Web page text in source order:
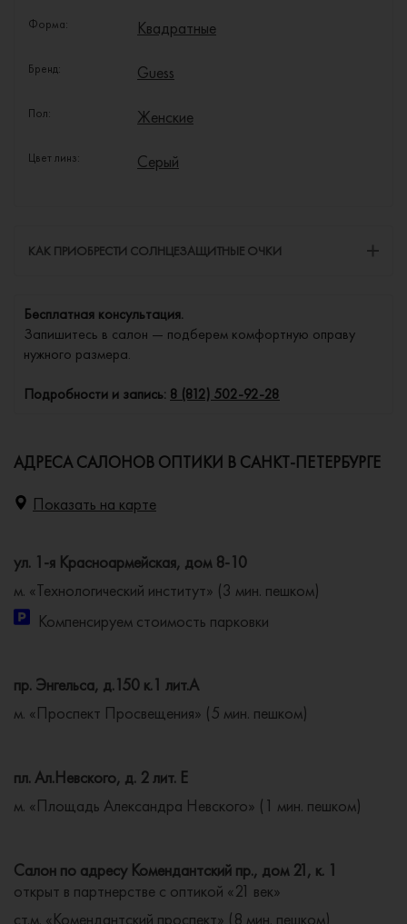
Форма: Квадратные
Бренд: Guess
Пол: Женские
Цвет линз: Серый
КАК ПРИОБРЕСТИ СОЛНЦЕЗАЩИТНЫЕ ОЧКИ
Бесплатная консультация.
Запишитесь в салон — подберем комфортную оправу
нужного размера.
Подробности и запись: 8 (812) 502-92-28
АДРЕСА САЛОНОВ ОПТИКИ В САНКТ-ПЕТЕРБУРГЕ
Показать на карте
ул. 1-я Красноармейская, дом 8-10
м. «Технологический институт» (3 мин. пешком)
Компенсируем стоимость парковки
пр. Энгельса, д.150 к.1 лит.А
м. «Проспект Просвещения» (5 мин. пешком)
пл. Ал.Невского, д. 2 лит. Е
м. «Площадь Александра Невского» (1 мин. пешком)
Салон по адресу Комендантский пр., дом 21, к. 1
открыт в партнерстве с оптикой «21 век»
ст.м. «Комендантский проспект» (8 мин. пешком)